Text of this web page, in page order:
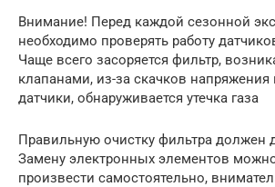
Внимание! Перед каждой сезонной
необходимо проверять работу
Чаще всего засоряется фильтр,
клапанами, из-за скачков напряжения
датчики, обнаруживается утечка газа
Правильную очистку фильтра должен
Замену электронных элементов
произвести самостоятельно,